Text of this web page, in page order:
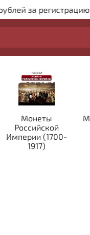
за регистрацию на
Монеты
Российской
Империи (1700-
1917)